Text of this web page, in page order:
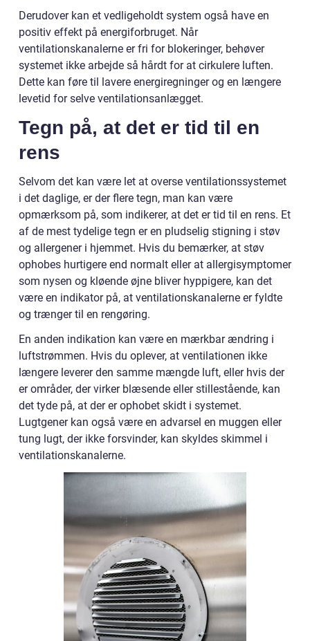
Derudover kan et vedligeholdt system også have en
positiv effekt på energiforbruget. Når
ventilationskanalerne er fri for blokeringer, behøver
systemet ikke arbejde så hårdt for at cirkulere luften.
Dette kan føre til lavere energiregninger og en længere
levetid for selve ventilationsanlægget.
Tegn på, at det er tid til en
rens
Selvom det kan være let at overse ventilationssystemet
i det daglige, er der flere tegn, man kan være
opmærksom på, som indikerer, at det er tid til en rens. Et
af de mest tydelige tegn er en pludselig stigning i støv
og allergener i hjemmet. Hvis du bemærker, at støv
ophobes hurtigere end normalt eller at allergisymptomer
som nysen og kløende øjne bliver hyppigere, kan det
være en indikator på, at ventilationskanalerne er fyldte
og trænger til en rengøring.
En anden indikation kan være en mærkbar ændring i
luftstrømmen. Hvis du oplever, at ventilationen ikke
længere leverer den samme mængde luft, eller hvis der
er områder, der virker blæsende eller stillestående, kan
det tyde på, at der er ophobet skidt i systemet.
Lugtgener kan også være en advarsel en muggen eller
tung lugt, der ikke forsvinder, kan skyldes skimmel i
ventilationskanalerne.